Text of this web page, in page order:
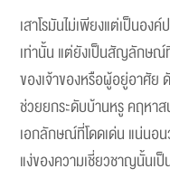
เสาโรมันไม่เพียงแต่เป็นอ
เท่านั้น แต่ยังเป็นสัญลักษณ์
ของเจ้าของหรือผู้อยู่อาศัย
ช่วยยกระดับบ้านหรู คฤหา
เอกลักษณ์ที่โดดเด่น แน่นอน
แง่ของความเชี่ยวชาญนั้นเ